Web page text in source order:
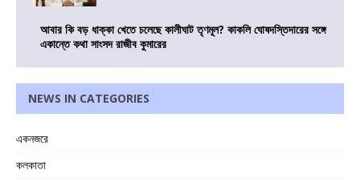
আবার কি বড় ধাক্কা খেতে চলেছে কালীঘাট তৃণমূল? কাকলি ঘোষদস্তিদারের সঙ্গে
একান্তে কথা সাংসদ রাজীব কুমারের
NEWS IN CATEGORIES
একনজরে
কলকাতা